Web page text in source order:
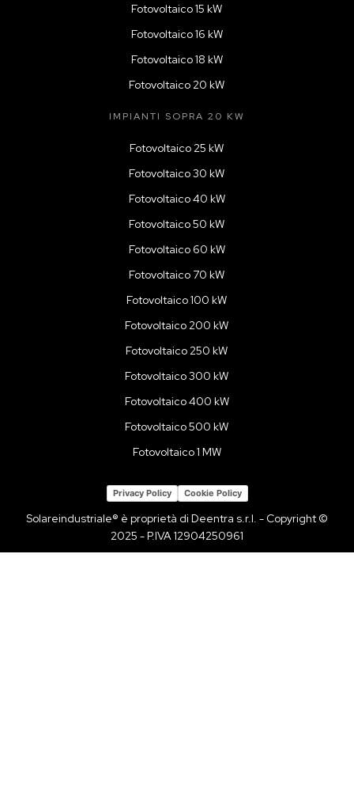
Fotovoltaico 15 kW
Fotovoltaico 16 kW
Fotovoltaico 18 kW
Fotovoltaico 20 kW
IMPIANTI SOPRA 20 KW
Fotovoltaico 25 kW
Fotovoltaico 30 kW
Fotovoltaico 40 kW
Fotovoltaico 50 kW
Fotovoltaico 60 kW
Fotovoltaico 70 kW
Fotovoltaico 100 kW
Fotovoltaico 200 kW
Fotovoltaico 250 kW
Fotovoltaico 300 kW
Fotovoltaico 400 kW
Fotovoltaico 500 kW
Fotovoltaico 1 MW
Privacy Policy Cookie Policy
Solareindustriale® è proprietà di Deentra s.r.l. - Copyright ©
2025 - P.IVA 12904250961